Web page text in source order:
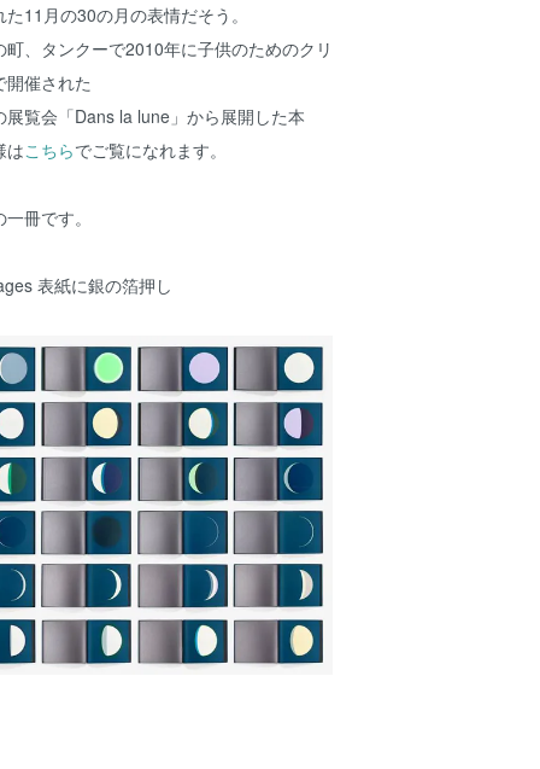
11月の30の月の表情だそう。
、タンクーで2010年に子供のためのクリ
開催された
展覧会「Dans la lune」から展開した本
はこちらでご覧になれます。
冊です。
表紙に銀の箔押し